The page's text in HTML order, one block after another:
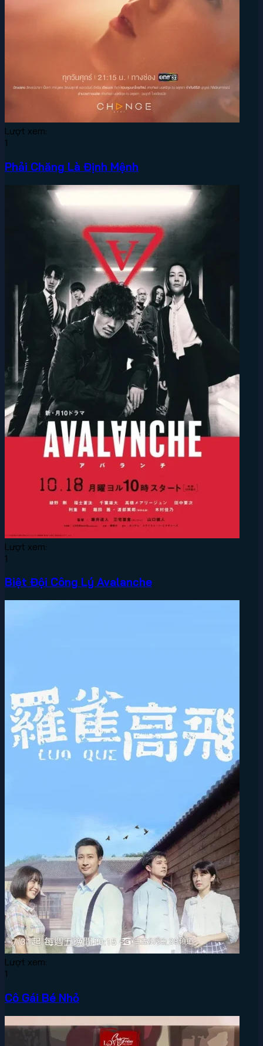
Lượt xem:
1
Phải Chăng Là Định Mệnh
Lượt xem:
1
Biệt Đội Công Lý Avalanche
Lượt xem:
1
Cô Gái Bé Nhỏ